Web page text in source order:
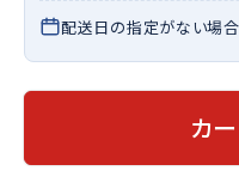
配送日の指定がない場
カ